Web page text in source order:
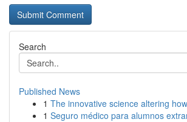
Search
Published News
1 The innovative science altering
1 Seguro médico para alumnos